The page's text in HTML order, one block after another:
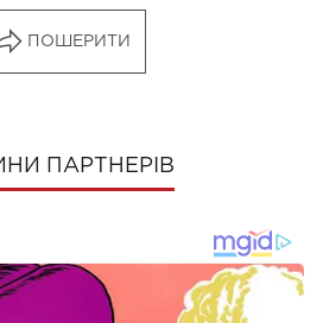
ПОШЕРИТИ
ПАРТНЕРІВ